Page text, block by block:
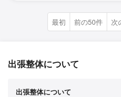
最初 前の50件 次
出張整体について
出張整体について